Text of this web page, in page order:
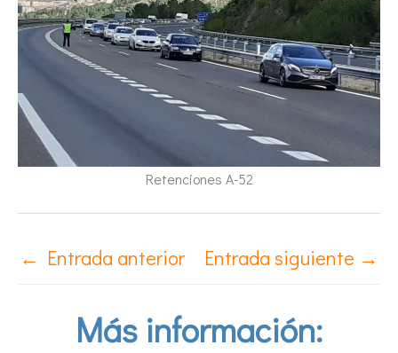
Retenciones A-52
← Entrada anterior Entrada siguiente →
Más información: